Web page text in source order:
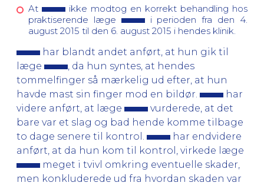
At
ikke modtog en korrekt behandling hos
praktiserende læge
i perioden fra den 4.
august 2015 til den 6. august 2015 i hendes klinik.
har blandt andet anført, at hun gik til
læge
, da hun syntes, at hendes
tommelfinger så mærkelig ud efter, at hun
havde mast sin finger mod en bildør.
har
videre anført, at læge
vurderede, at det
bare var et slag og bad hende komme tilbage
to dage senere til kontrol.
har endvidere
anført, at da hun kom til kontrol, virkede læge
meget i tvivl omkring eventuelle skader,
men konkluderede ud fra hvordan skaden var